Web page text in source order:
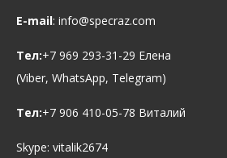
E-mail: info@specraz.com
Тел:+7 969 293-31-29 Елена
(Viber, WhatsApp, Telegram)
Тел:+7 906 410-05-78 Виталий
Skype: vitalik2674